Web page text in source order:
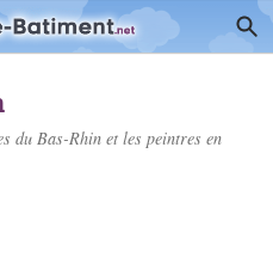
du Bas-Rhin et les peintres en